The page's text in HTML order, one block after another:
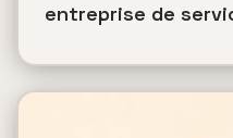
entreprise de